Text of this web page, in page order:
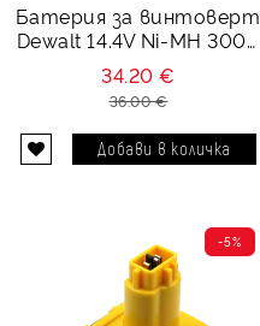
Батерия за винтоверт
Dewalt 14.4V Ni-MH 3000
mAh Dewalt DE9092,
DE9091, DE9094,
DC9091, DE9038
34.20 €
36.00 €
-5%